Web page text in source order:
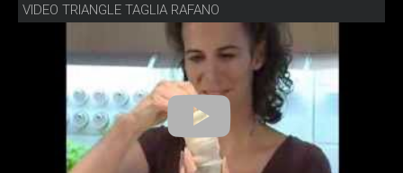
VIDEO TRIANGLE TAGLIA RAFANO